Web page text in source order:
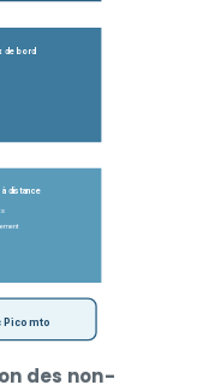
de bord
distance
Picomto
des non-